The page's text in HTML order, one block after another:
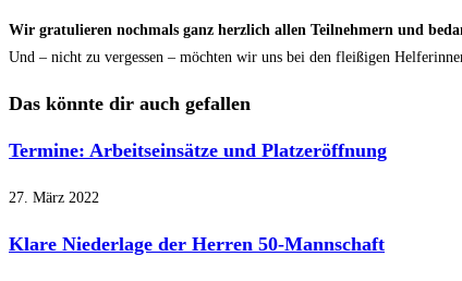
Wir gratulieren nochmals ganz herzlich allen Teilnehmern und
Und – nicht zu vergessen – möchten wir uns bei den fleißigen
Das könnte dir auch gefallen
Termine: Arbeitseinsätze und Platzeröffnung
27. März 2022
Klare Niederlage der Herren 50-Mannschaft